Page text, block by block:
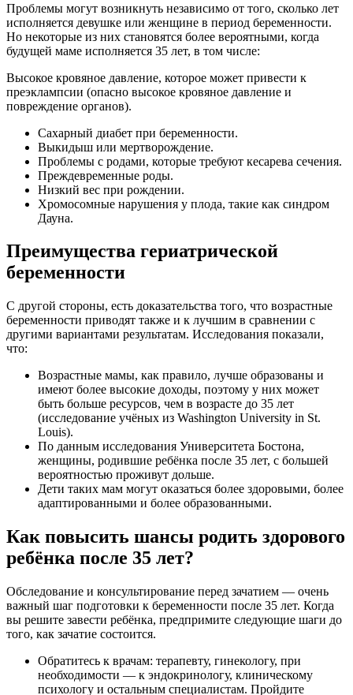
Проблемы могут возникнуть независимо от того, сколько лет
исполняется девушке или женщине в период беременности.
Но некоторые из них становятся более вероятными, когда
будущей маме исполняется 35 лет, в том числе:
Высокое кровяное давление, которое может привести к
преэклампсии (опасно высокое кровяное давление и
повреждение органов).
Сахарный диабет при беременности.
Выкидыш или мертворождение.
Проблемы с родами, которые требуют кесарева сечения.
Преждевременные роды.
Низкий вес при рождении.
Хромосомные нарушения у плода, такие как синдром
Дауна.
Преимущества гериатрической
беременности
С другой стороны, есть доказательства того, что возрастные
беременности приводят также и к лучшим в сравнении с
другими вариантами результатам. Исследования показали,
что:
Возрастные мамы, как правило, лучше образованы и
имеют более высокие доходы, поэтому у них может
быть больше ресурсов, чем в возрасте до 35 лет
(исследование учёных из Washington University in St.
Louis).
По данным исследования Университета Бостона,
женщины, родившие ребёнка после 35 лет, с большей
вероятностью проживут дольше.
Дети таких мам могут оказаться более здоровыми, более
адаптированными и более образованными.
Как повысить шансы родить здорового
ребёнка после 35 лет?
Обследование и консультирование перед зачатием — очень
важный шаг подготовки к беременности после 35 лет. Когда
вы решите завести ребёнка, предпримите следующие шаги до
того, как зачатие состоится.
Обратитесь к врачам: терапевту, гинекологу, при
необходимости — к эндокринологу, клиническому
психологу и остальным специалистам. Пройдите